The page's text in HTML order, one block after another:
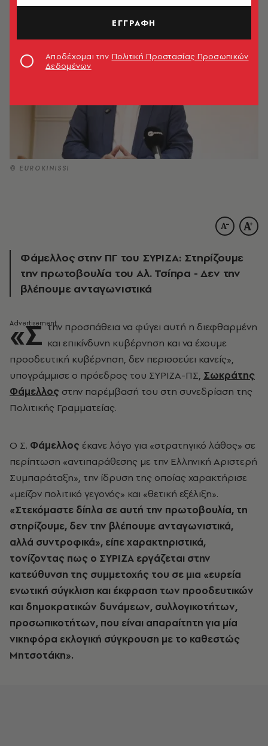
© EUROKINISSI
Φάμελλος στην ΠΓ του ΣΥΡΙΖΑ: Στηρίζουμε
την πρωτοβουλία του Αλ. Τσίπρα - Δεν την
βλέπουμε ανταγωνιστικά
«Σ την προσπάθεια να φύγει αυτή η διεφθαρμένη
και επικίνδυνη κυβέρνηση και να έχουμε
προοδευτική κυβέρνηση, δεν περισσεύει κανείς»,
υπογράμμισε ο πρόεδρος του ΣΥΡΙΖΑ-ΠΣ, Σωκράτης
Φάμελλος στην παρέμβασή του στη συνεδρίαση της
Πολιτικής Γραμματείας.
Ο Σ. Φάμελλος έκανε λόγο για «στρατηγικό λάθος» σε
περίπτωση «αντιπαράθεσης με την Ελληνική Αριστερή
Συμπαράταξη», την ίδρυση της οποίας χαρακτήρισε
«μείζον πολιτικό γεγονός» και «θετική εξέλιξη».
«Στεκόμαστε δίπλα σε αυτή την πρωτοβουλία, τη
στηρίζουμε, δεν την βλέπουμε ανταγωνιστικά,
αλλά συντροφικά», είπε χαρακτηριστικά,
τονίζοντας πως ο ΣΥΡΙΖΑ εργάζεται στην
κατεύθυνση της συμμετοχής του σε μια «ευρεία
ενωτική σύγκλιση και έκφραση των προοδευτικών
και δημοκρατικών δυνάμεων, συλλογικοτήτων,
προσωπικοτήτων, που είναι απαραίτητη για μία
νικηφόρα εκλογική σύγκρουση με το καθεστώς
Μητσοτάκη».
ΕΓΓΡΑΦΗ
Αποδέχομαι την Πολιτική Προστασίας Προσωπικών
Δεδομένων